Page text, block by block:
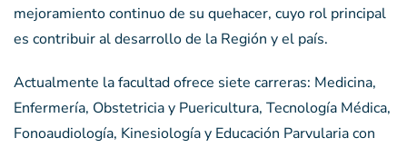
mejoramiento continuo de su quehacer, cuyo rol principal
es contribuir al desarrollo de la Región y el país.
Actualmente la facultad ofrece siete carreras: Medicina,
Enfermería, Obstetricia y Puericultura, Tecnología Médica,
Fonoaudiología, Kinesiología y Educación Parvularia con